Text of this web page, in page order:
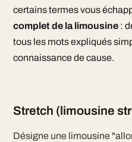
certains termes vous
complet de la limousine:
tous les mots expliqués
connaissance de cause.
Stretch (limousine
Désigne une limousine